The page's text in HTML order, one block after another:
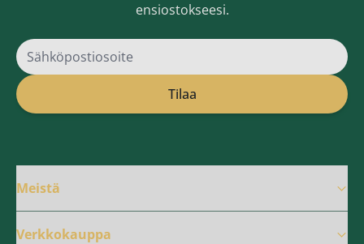
ensiostokseesi.
Sähköpostiosoite
Tilaa
Meistä
Verkkokauppa